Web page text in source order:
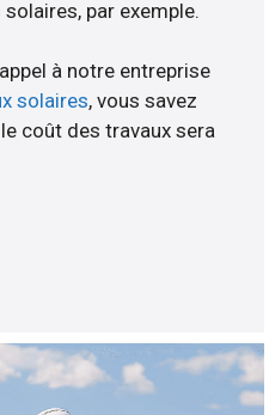
par exemple.
à notre entreprise
solaires, vous savez
coût des travaux sera